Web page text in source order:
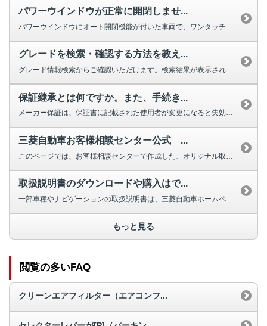
パワーウインドウが正常に開閉しませ...
グレードを検索・確認する方法を教え...
グレード情報検索からご確認いただけます。検索結果が表示されない場合は、お手...
保証継承とは何ですか。また、手続き...
メーカー保証は、保証書に記載された使用者が変更になると失効しますが、車両の...
三菱自動車お客様相談センター公式 ...
取扱説明書のダウンロードや購入はで...
一部車種やナビゲーションの取扱説明書は、三菱自動車ホームページよりダウンロ...
もっと見る
閲覧の多いFAQ
クリーンエアフィルター（エアコンフ...